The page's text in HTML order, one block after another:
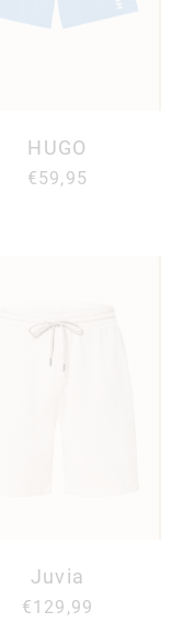
HUGO
€59,95
Juvia
€129,99